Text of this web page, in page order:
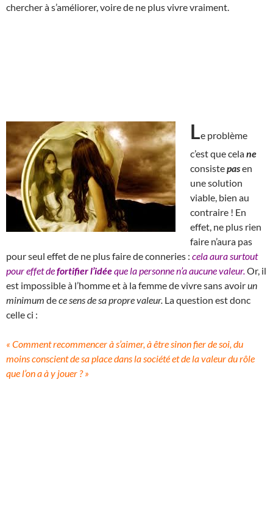
chercher à s’améliorer, voire de ne plus vivre vraiment.
Le problème
c’est que celane
consistepasen
une solution
viable, bien au
contraire ! En
effet, ne plus rien
faire n’aura pas
pour seul effet de ne plus faire de conneries : cela aura surtout
pour effet defortifier l’idéeque la personne n’a aucune valeur. Or, il
est impossible à l’homme et à la femme de vivre sans avoirun
minimum dece sens de sa propre valeur. La question est donc
celle ci :
« Comment recommencer à s’aimer, à être sinon fier de soi, du
moins conscient de sa place dans la société et de la valeur du rôle
que l’on a à y jouer ? »